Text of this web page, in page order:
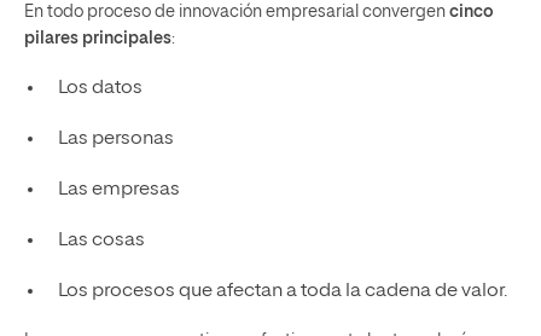
En todo proceso de innovación empresarial convergen cinco
pilares principales:
Los datos
Las personas
Las empresas
Las cosas
Los procesos que afectan a toda la cadena de valor.